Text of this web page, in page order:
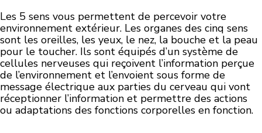
Les 5 sens vous permettent de percevoir votre
environnement extérieur. Les organes des cinq sens
sont les oreilles, les yeux, le nez, la bouche et la peau
pour le toucher. Ils sont équipés d’un système de
cellules nerveuses qui reçoivent l’information perçue
de l’environnement et l’envoient sous forme de
message électrique aux parties du cerveau qui vont
réceptionner l’information et permettre des actions
ou adaptations des fonctions corporelles en fonction.